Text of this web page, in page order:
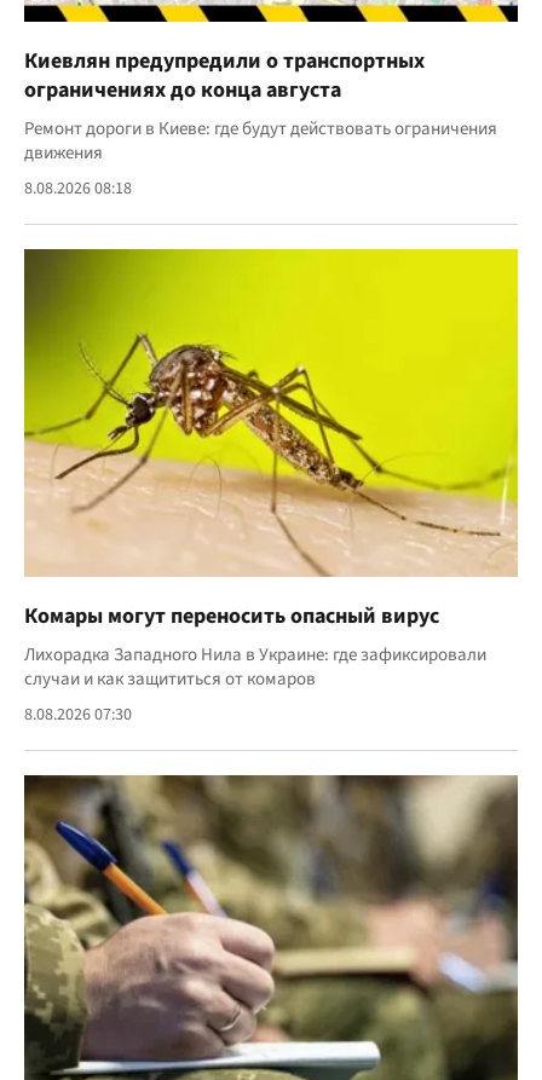
Киевлян предупредили о транспортных
ограничениях до конца августа
Ремонт дороги в Киеве: где будут действовать ограничения
движения
8.08.2026 08:18
Комары могут переносить опасный вирус
Лихорадка Западного Нила в Украине: где зафиксировали
случаи и как защититься от комаров
8.08.2026 07:30